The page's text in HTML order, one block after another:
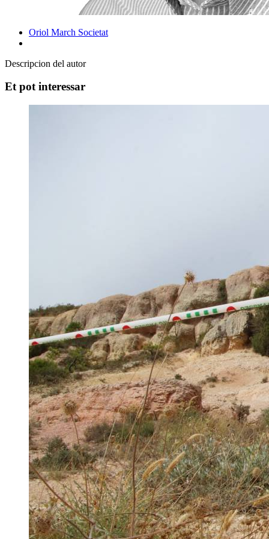
Oriol March Societat
Descripcion del autor
Et pot interessar